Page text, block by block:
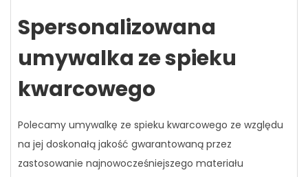
Spersonalizowana
umywalka ze spieku
kwarcowego
Polecamy umywalkę ze spieku kwarcowego ze względu
na jej doskonałą jakość gwarantowaną przez
zastosowanie najnowocześniejszego materiału